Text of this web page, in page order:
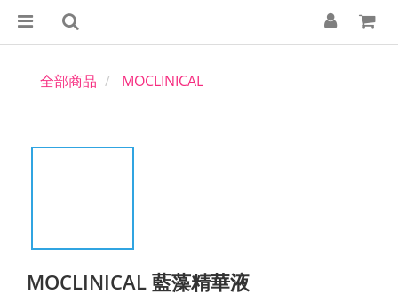
全部商品 MOCLINICAL
MOCLINICAL 藍藻精華液